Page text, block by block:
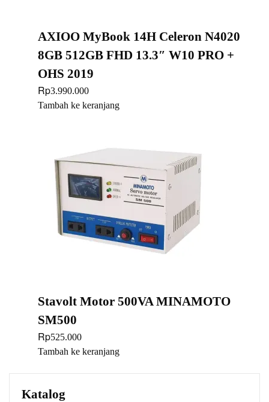
AXIOO MyBook 14H Celeron N4020
8GB 512GB FHD 13.3″ W10 PRO +
OHS 2019
Rp3.990.000
Tambah ke keranjang
Stavolt Motor 500VA MINAMOTO
SM500
Rp525.000
Tambah ke keranjang
Katalog